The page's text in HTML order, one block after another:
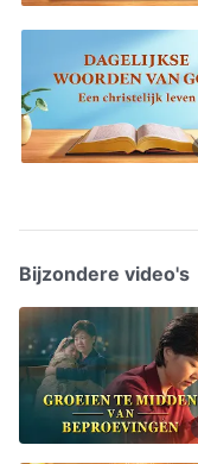
Bijzondere video's